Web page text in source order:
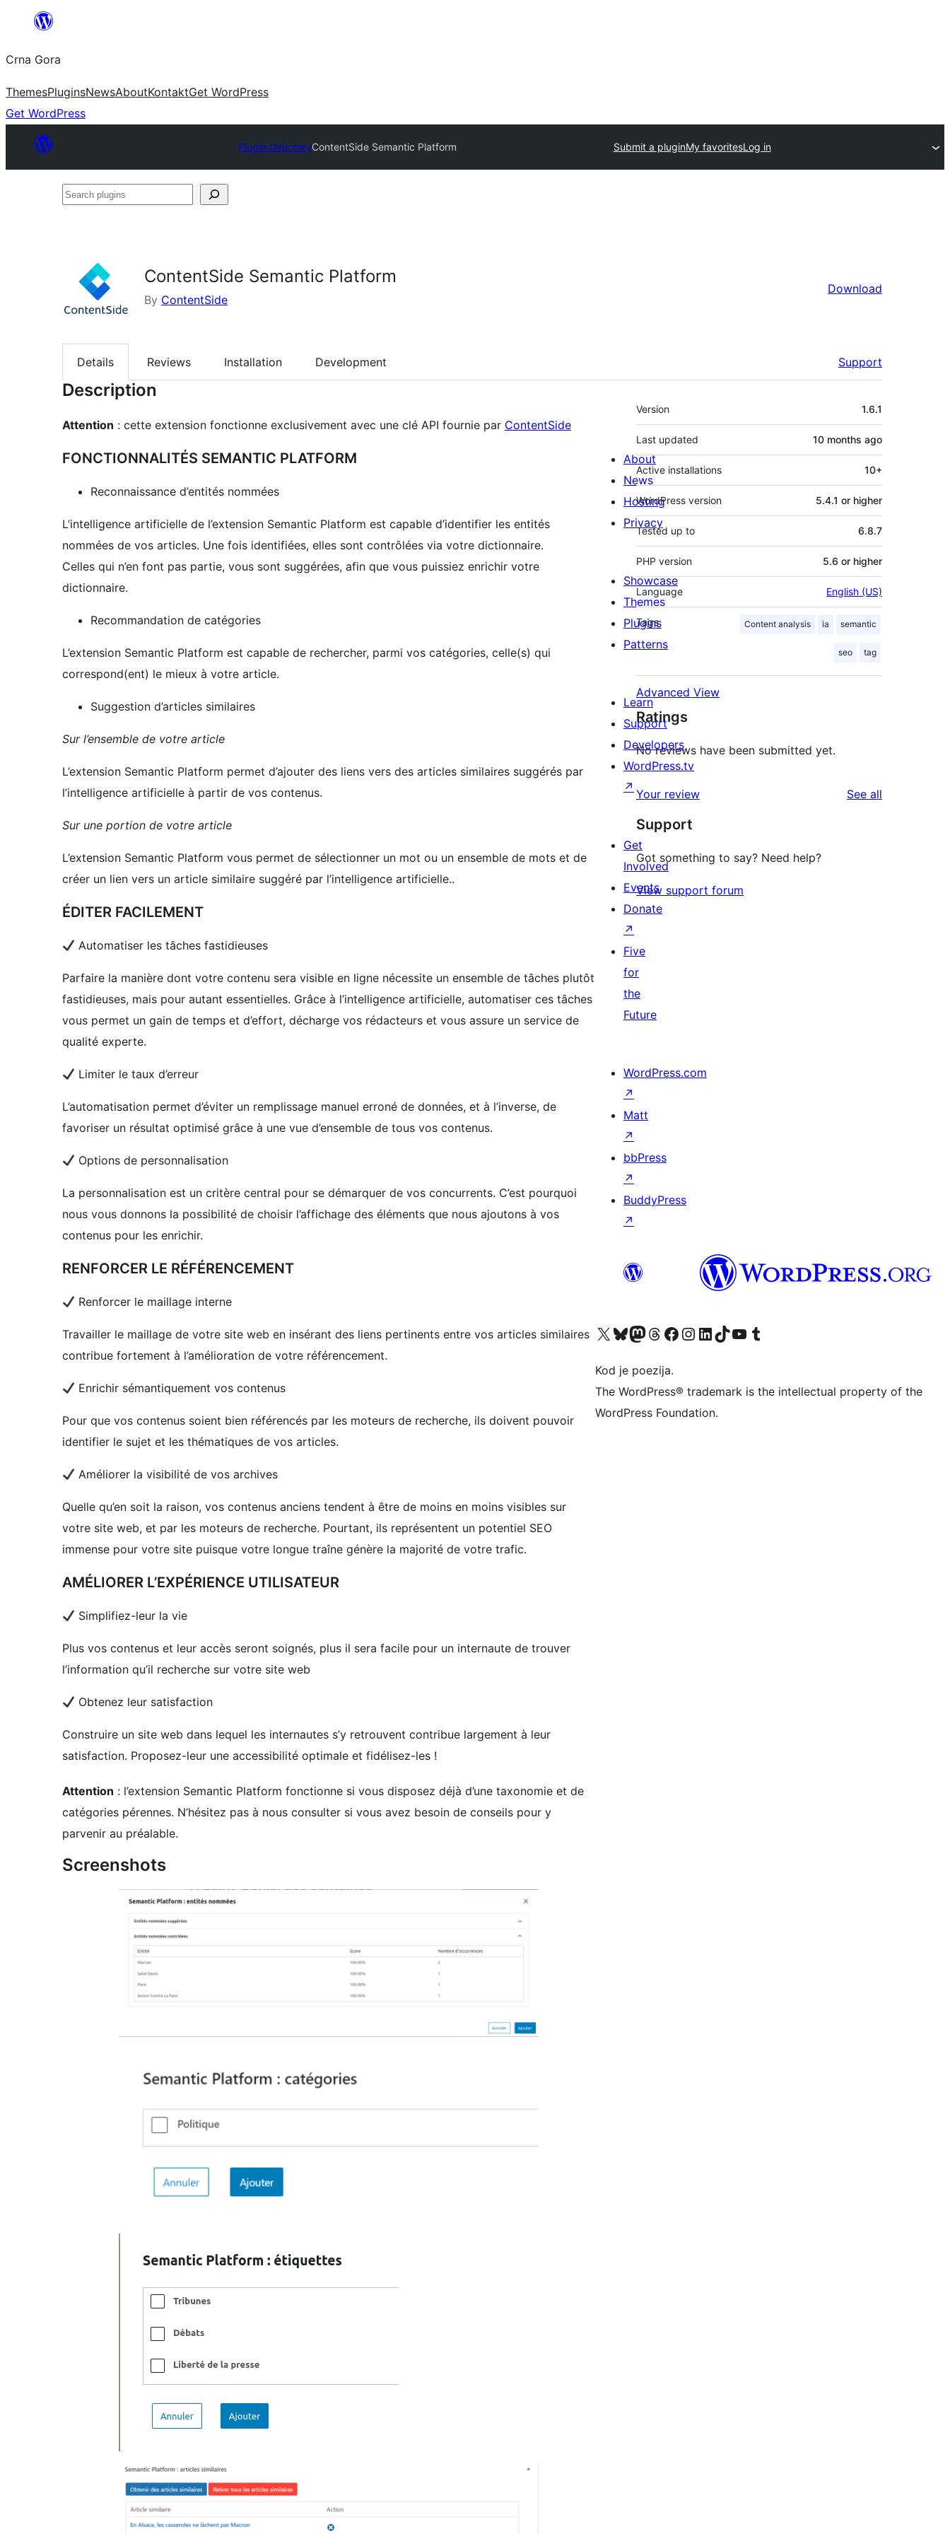
content
Crna Gora
ThemesPluginsNewsAboutKontaktGet WordPress
Get WordPress
Plugin DirectoryContentSide Semantic Platform Submit a pluginMy favoritesLog in
Search
ContentSide Semantic Platform
By ContentSide
Download
Details Reviews Installation Development Support
Description
Attention : cette extension fonctionne exclusivement avec une clé API fournie par ContentSide
FONCTIONNALITÉS SEMANTIC PLATFORM
Reconnaissance d’entités nommées
L’intelligence artificielle de l’extension Semantic Platform est capable d’identifier les entités
nommées de vos articles. Une fois identifiées, elles sont contrôlées via votre dictionnaire.
Celles qui n’en font pas partie, vous sont suggérées, afin que vous puissiez enrichir votre
dictionnaire.
Recommandation de catégories
L’extension Semantic Platform est capable de rechercher, parmi vos catégories, celle(s) qui
correspond(ent) le mieux à votre article.
Suggestion d’articles similaires
Sur l’ensemble de votre article
L’extension Semantic Platform permet d’ajouter des liens vers des articles similaires suggérés par
l’intelligence artificielle à partir de vos contenus.
Sur une portion de votre article
L’extension Semantic Platform vous permet de sélectionner un mot ou un ensemble de mots et de
créer un lien vers un article similaire suggéré par l’intelligence artificielle..
ÉDITER FACILEMENT
Automatiser les tâches fastidieuses
Parfaire la manière dont votre contenu sera visible en ligne nécessite un ensemble de tâches plutôt
fastidieuses, mais pour autant essentielles. Grâce à l’intelligence artificielle, automatiser ces tâches
vous permet un gain de temps et d’effort, décharge vos rédacteurs et vous assure un service de
qualité experte.
Limiter le taux d’erreur
L’automatisation permet d’éviter un remplissage manuel erroné de données, et à l’inverse, de
favoriser un résultat optimisé grâce à une vue d’ensemble de tous vos contenus.
Options de personnalisation
La personnalisation est un critère central pour se démarquer de vos concurrents. C’est pourquoi
nous vous donnons la possibilité de choisir l’affichage des éléments que nous ajoutons à vos
contenus pour les enrichir.
RENFORCER LE RÉFÉRENCEMENT
Renforcer le maillage interne
Travailler le maillage de votre site web en insérant des liens pertinents entre vos articles similaires
contribue fortement à l’amélioration de votre référencement.
Enrichir sémantiquement vos contenus
Pour que vos contenus soient bien référencés par les moteurs de recherche, ils doivent pouvoir
identifier le sujet et les thématiques de vos articles.
Améliorer la visibilité de vos archives
Quelle qu’en soit la raison, vos contenus anciens tendent à être de moins en moins visibles sur
votre site web, et par les moteurs de recherche. Pourtant, ils représentent un potentiel SEO
immense pour votre site puisque votre longue traîne génère la majorité de votre trafic.
AMÉLIORER L’EXPÉRIENCE UTILISATEUR
Simplifiez-leur la vie
Plus vos contenus et leur accès seront soignés, plus il sera facile pour un internaute de trouver
l’information qu’il recherche sur votre site web
Obtenez leur satisfaction
Construire un site web dans lequel les internautes s’y retrouvent contribue largement à leur
satisfaction. Proposez-leur une accessibilité optimale et fidélisez-les !
Attention : l’extension Semantic Platform fonctionne si vous disposez déjà d’une taxonomie et de
catégories pérennes. N’hésitez pas à nous consulter si vous avez besoin de conseils pour y
parvenir au préalable.
Screenshots
Meta
Version 1.6.1
Last updated 10 months ago
Active installations 10+
WordPress version 5.4.1 or higher
Tested up to 6.8.7
PHP version 5.6 or higher
Language English (US)
Tags Content analysis ia semantic
seo tag
Advanced View
Ratings
No reviews have been submitted yet.
Your review See all
Support
Got something to say? Need help?
View support forum
About
News
Hosting
Privacy
Showcase
Themes
Plugins
Patterns
Learn
Support
Developers
WordPress.tv
↗
Get
Involved
Events
Donate
↗
Five
for
the
Future
WordPress.com
↗
Matt
↗
bbPress
↗
BuddyPress
↗
Visit our X (formerly Twitter) account
Visit our Bluesky account
Visit our Mastodon account
Visit our Threads account
Visit our Facebook page
Visit our Instagram account
Visit our LinkedIn account
Visit our TikTok account
Visit our YouTube channel
Visit our Tumblr account
Kod je poezija.
The WordPress® trademark is the intellectual property of the
WordPress Foundation.